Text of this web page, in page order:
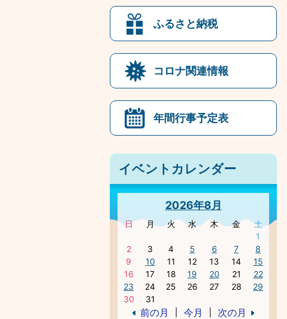
ふるさと納税
コロナ関連情報
年間行事予定表
イベントカレンダー
2026年8月
日 月 火 水 木 金
土
1
2
3 4 5 6 7
8
9
10 11 12 13 14
15
16
17 18 19 20 21
22
23
24 25 26 27 28
29
30
31
前の月 今月 次の月